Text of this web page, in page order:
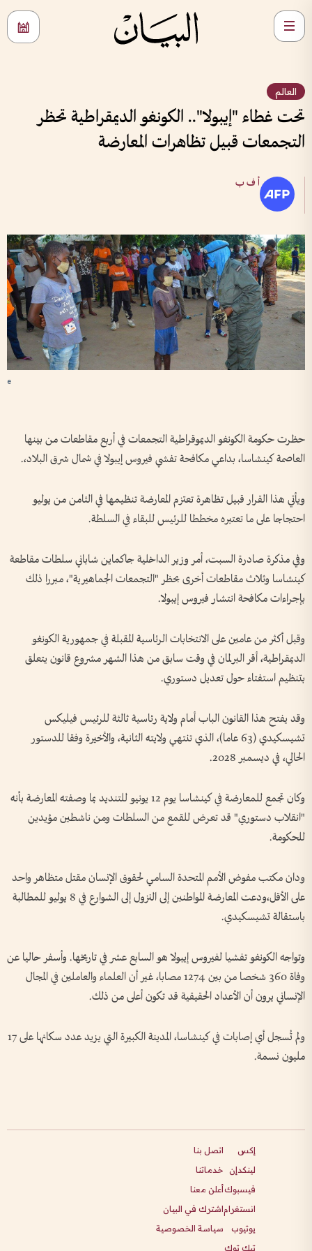
العالم
تحت غطاء "إيبولا".. الكونغو الديمقراطية تحظر
التجمعات قبيل تظاهرات المعارضة
أ ف ب
e
حظرت حكومة الكونغو الديموقراطية التجمعات في أربع مقاطعات من بينها
العاصمة كينشاسا، بداعي مكافحة تفشي فيروس إيبولا في شمال شرق البلاد،.
ويأتي هذا القرار قبيل تظاهرة تعتزم المعارضة تنظيمها في الثامن من يوليو
احتجاجا على ما تعتبره مخططا للرئيس للبقاء في السلطة.
وفي مذكرة صادرة السبت، أمر وزير الداخلية جاكماين شاباني سلطات مقاطعة
كينشاسا وثلاث مقاطعات أخرى بحظر "التجمعات الجماهيرية"، مبررا ذلك
بإجراءات مكافحة انتشار فيروس إيبولا.
وقبل أكثر من عامين على الانتخابات الرئاسية المقبلة في جمهورية الكونغو
الديمقراطية، أقر البرلمان في وقت سابق من هذا الشهر مشروع قانون يتعلق
بتنظيم استفتاء حول تعديل دستوري.
وقد يفتح هذا القانون الباب أمام ولاية رئاسية ثالثة للرئيس فيليكس
تشيسكيدي (63 عاما)، الذي تنتهي ولايته الثانية، والأخيرة وفقا للدستور
الحالي، في ديسمبر 2028.
وكان تجمع للمعارضة في كينشاسا يوم 12 يونيو للتنديد بما وصفته المعارضة بأنه
"انقلاب دستوري" قد تعرض للقمع من السلطات ومن ناشطين مؤيدين
للحكومة.
ودان مكتب مفوض الأمم المتحدة السامي لحقوق الإنسان مقتل متظاهر واحد
على الأقل،ودعت المعارضة المواطنين إلى النزول إلى الشوارع في 8 يوليو للمطالبة
باستقالة تشيسكيدي.
وتواجه الكونغو تفشيا لفيروس إيبولا هو السابع عشر في تاريخها. وأسفر حاليا عن
وفاة 360 شخصا من بين 1274 مصابا، غير أن العلماء والعاملين في المجال
الإنساني يرون أن الأعداد الحقيقية قد تكون أعلى من ذلك.
ولم تُسجل أي إصابات في كينشاسا، المدينة الكبيرة التي يزيد عدد سكانها على 17
مليون نسمة.
إكس
لينكدإن
فيسبوك
انستغرام
يوتيوب
تيك توك
اتصل بنا
خدماتنا
أعلن معنا
اشترك في البيان
سياسة الخصوصية